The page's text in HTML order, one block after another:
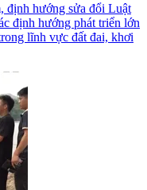
định hướng sửa đổi Luật
định hướng phát triển lớn
lĩnh vực đất đai, khơi